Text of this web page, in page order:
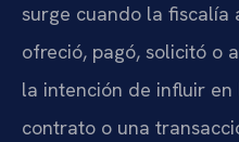
surge cuando la fiscalía
ofreció, pagó, solicitó o
la intención de influir
contrato o una